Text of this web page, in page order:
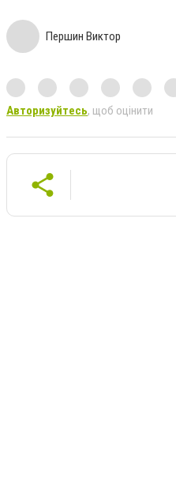
Першин Виктор
Авторизуйтесь, щоб оцінити